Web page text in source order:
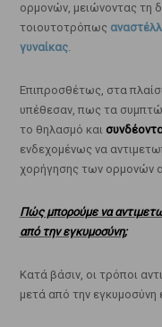
ορμονών, μειώνοντας τη
τοιουτοτρόπως
γυναίκας.
Επιπροσθέτως, στα
υπέθεσαν, πως τα
το θηλασμό και
ενδεχομένως να
χορήγησης των ορμονών
Πώς μπορούμε να
από την εγκυμοσύνη;
Κατά βάσιν, οι τρόποι
μετά από την εγκυμοσύνη